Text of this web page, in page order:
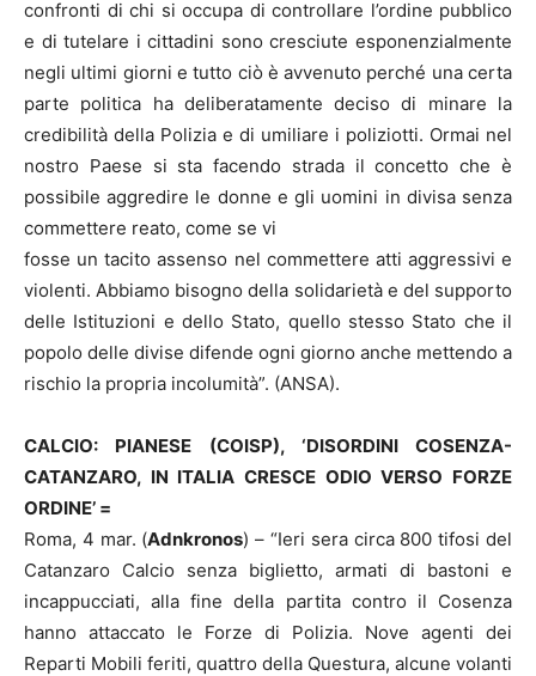
confronti di chi si occupa di controllare l’ordine pubblico
e di tutelare i cittadini sono cresciute esponenzialmente
negli ultimi giorni e tutto ciò è avvenuto perché una certa
parte politica ha deliberatamente deciso di minare la
credibilità della Polizia e di umiliare i poliziotti. Ormai nel
nostro Paese si sta facendo strada il concetto che è
possibile aggredire le donne e gli uomini in divisa senza
commettere reato, come se vi
fosse un tacito assenso nel commettere atti aggressivi e
violenti. Abbiamo bisogno della solidarietà e del supporto
delle Istituzioni e dello Stato, quello stesso Stato che il
popolo delle divise difende ogni giorno anche mettendo a
rischio la propria incolumità”. (ANSA).
CALCIO: PIANESE (COISP), ‘DISORDINI COSENZA-
CATANZARO, IN ITALIA CRESCE ODIO VERSO FORZE
ORDINE’ =
Roma, 4 mar. (Adnkronos) – “Ieri sera circa 800 tifosi del
Catanzaro Calcio senza biglietto, armati di bastoni e
incappucciati, alla fine della partita contro il Cosenza
hanno attaccato le Forze di Polizia. Nove agenti dei
Reparti Mobili feriti, quattro della Questura, alcune volanti